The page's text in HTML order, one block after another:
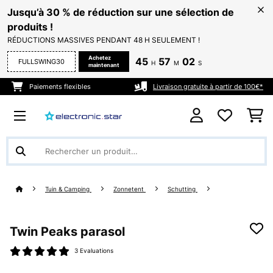
Jusqu’à 30 % de réduction sur une sélection de
produits !
RÉDUCTIONS MASSIVES PENDANT 48 H SEULEMENT !
FULLSWING30
Achetez
maintenant
45 H 57 M 00 S
Paiements flexibles Livraison gratuite à partir de 100€*
Tuin & Camping Zonnetent Schutting
Twin Peaks parasol
3 Evaluations